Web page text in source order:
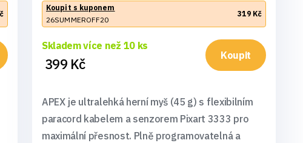
Koupit s kuponem
26SUMMEROFF20
319 Kč
Skladem více než 10 ks
399 Kč Koupit
APEX je ultralehká herní myš (45 g) s flexibilním
paracord kabelem a senzorem Pixart 3333 pro
maximální přesnost. Plně programovatelná a